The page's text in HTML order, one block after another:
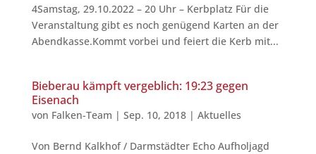
4Samstag, 29.10.2022 – 20 Uhr – Kerbplatz Für die
Veranstaltung gibt es noch genügend Karten an der
Abendkasse.Kommt vorbei und feiert die Kerb mit...
Bieberau kämpft vergeblich: 19:23 gegen
Eisenach
von Falken-Team | Sep. 10, 2018| Aktuelles
Von Bernd Kalkhof / Darmstädter Echo Aufholjagd